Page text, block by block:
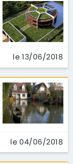
le 13/06/2018
le 04/06/2018